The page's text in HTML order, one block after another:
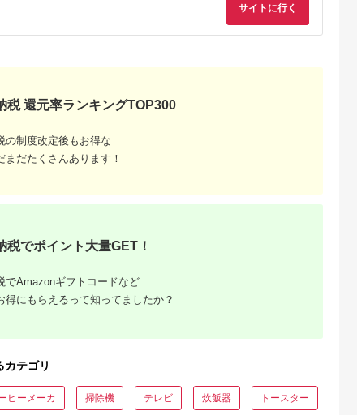
だわ
めラ
サイトに行く
税 還元率ランキングTOP300
の制度改定後もお得な
まだたくさんあります！
税でポイント大量GET！
でAmazonギフトコードなど
得にもらえるって知ってましたか？
テゴリ
ヒーメーカ 掃除機 テレビ 炊飯器 トースター